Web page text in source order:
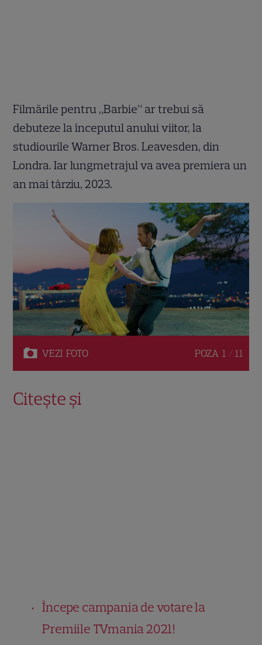
Filmările pentru „Barbie” ar trebui să
debuteze la începutul anului viitor, la
studiourile Warner Bros. Leavesden, din
Londra. Iar lungmetrajul va avea premiera un
an mai târziu, 2023.
VEZI FOTO POZA 1 / 11
Citește și
Începe campania de votare la
Premiile TVmania 2021!